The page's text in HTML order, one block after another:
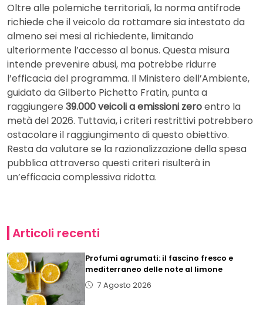
Oltre alle polemiche territoriali, la norma antifrode
richiede che il veicolo da rottamare sia intestato da
almeno sei mesi al richiedente, limitando
ulteriormente l’accesso al bonus. Questa misura
intende prevenire abusi, ma potrebbe ridurre
l’efficacia del programma. Il Ministero dell’Ambiente,
guidato da Gilberto Pichetto Fratin, punta a
raggiungere 39.000 veicoli a emissioni zeroentro la
metà del 2026. Tuttavia, i criteri restrittivi potrebbero
ostacolare il raggiungimento di questo obiettivo.
Resta da valutare se la razionalizzazione della spesa
pubblica attraverso questi criteri risulterà in
un’efficacia complessiva ridotta.
Articoli recenti
Profumi agrumati: il fascino fresco e
mediterraneo delle note al limone
7 Agosto 2026